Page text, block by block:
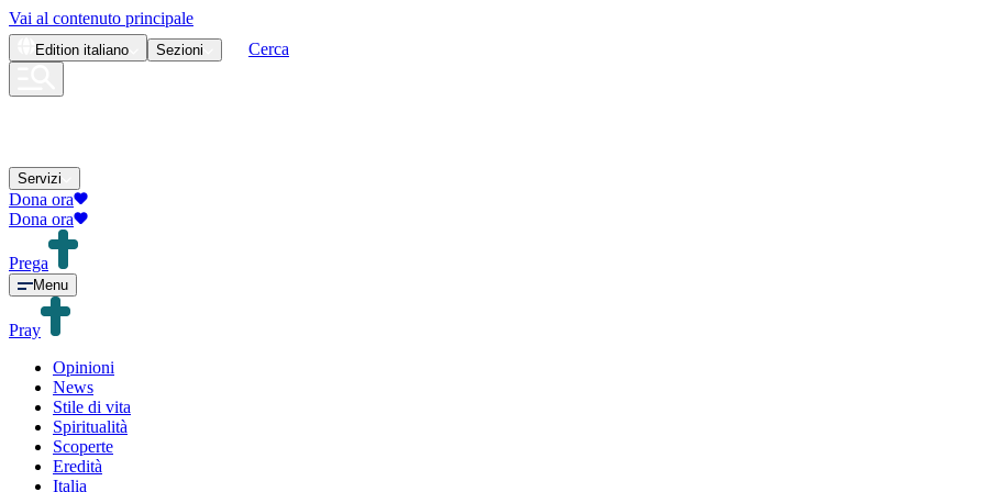
Vai al contenuto principale
Edition italiano Sezioni Cerca
Servizi
Dona ora
Dona ora
Prega
Menu
Pray
Opinioni
News
Stile di vita
Spiritualità
Scoperte
Eredità
Italia